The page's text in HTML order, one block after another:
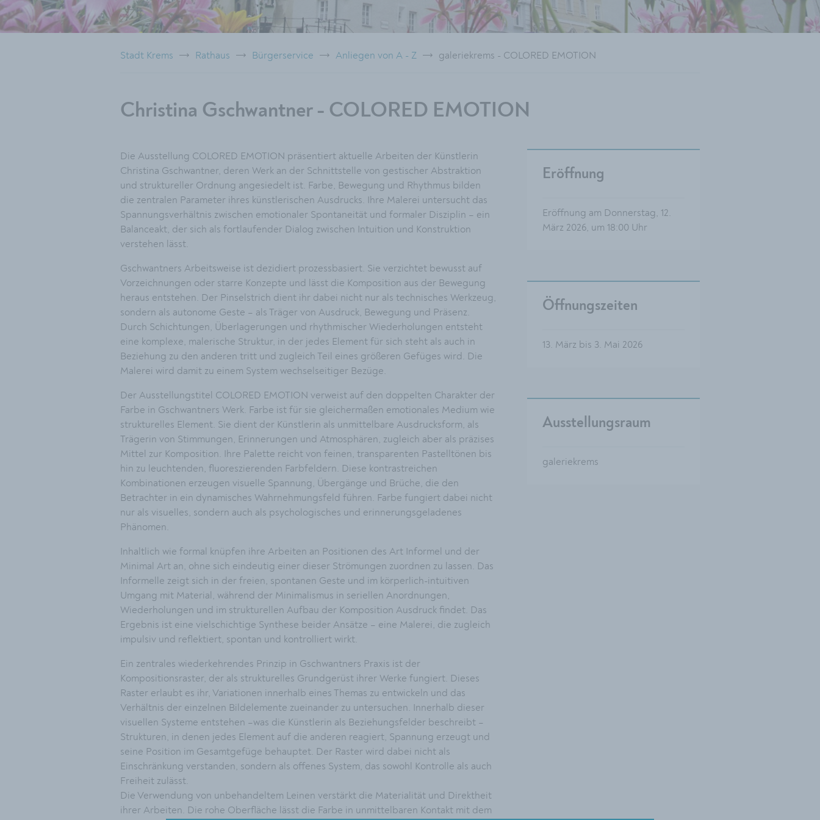
Stadt Krems Rathaus Bürgerservice Anliegen von A - Z galeriekrems - COLORED EMOTION
Christina Gschwantner - COLORED EMOTION
Die Ausstellung COLORED EMOTION präsentiert aktuelle Arbeiten der Künstlerin
Christina Gschwantner, deren Werk an der Schnittstelle von gestischer Abstraktion
und struktureller Ordnung angesiedelt ist. Farbe, Bewegung und Rhythmus bilden
die zentralen Parameter ihres künstlerischen Ausdrucks. Ihre Malerei untersucht das
Spannungsverhältnis zwischen emotionaler Spontaneität und formaler Disziplin – ein
Balanceakt, der sich als fortlaufender Dialog zwischen Intuition und Konstruktion
verstehen lässt.
Gschwantners Arbeitsweise ist dezidiert prozessbasiert. Sie verzichtet bewusst auf
Vorzeichnungen oder starre Konzepte und lässt die Komposition aus der Bewegung
heraus entstehen. Der Pinselstrich dient ihr dabei nicht nur als technisches Werkzeug,
sondern als autonome Geste – als Träger von Ausdruck, Bewegung und Präsenz.
Durch Schichtungen, Überlagerungen und rhythmischer Wiederholungen entsteht
eine komplexe, malerische Struktur, in der jedes Element für sich steht als auch in
Beziehung zu den anderen tritt und zugleich Teil eines größeren Gefüges wird. Die
Malerei wird damit zu einem System wechselseitiger Bezüge.
Der Ausstellungstitel COLORED EMOTION verweist auf den doppelten Charakter der
Farbe in Gschwantners Werk. Farbe ist für sie gleichermaßen emotionales Medium wie
strukturelles Element. Sie dient der Künstlerin als unmittelbare Ausdrucksform, als
Trägerin von Stimmungen, Erinnerungen und Atmosphären, zugleich aber als präzises
Mittel zur Komposition. Ihre Palette reicht von feinen, transparenten Pastelltönen bis
hin zu leuchtenden, fluoreszierenden Farbfeldern. Diese kontrastreichen
Kombinationen erzeugen visuelle Spannung, Übergänge und Brüche, die den
Betrachter in ein dynamisches Wahrnehmungsfeld führen. Farbe fungiert dabei nicht
nur als visuelles, sondern auch als psychologisches und erinnerungsgeladenes
Phänomen.
Inhaltlich wie formal knüpfen ihre Arbeiten an Positionen des Art Informel und der
Minimal Art an, ohne sich eindeutig einer dieser Strömungen zuordnen zu lassen. Das
Informelle zeigt sich in der freien, spontanen Geste und im körperlich-intuitiven
Umgang mit Material, während der Minimalismus in seriellen Anordnungen,
Wiederholungen und im strukturellen Aufbau der Komposition Ausdruck findet. Das
Ergebnis ist eine vielschichtige Synthese beider Ansätze – eine Malerei, die zugleich
impulsiv und reflektiert, spontan und kontrolliert wirkt.
Ein zentrales wiederkehrendes Prinzip in Gschwantners Praxis ist der
Kompositionsraster, der als strukturelles Grundgerüst ihrer Werke fungiert. Dieses
Raster erlaubt es ihr, Variationen innerhalb eines Themas zu entwickeln und das
Verhältnis der einzelnen Bildelemente zueinander zu untersuchen. Innerhalb dieser
visuellen Systeme entstehen –was die Künstlerin als Beziehungsfelder beschreibt –
Strukturen, in denen jedes Element auf die anderen reagiert, Spannung erzeugt und
seine Position im Gesamtgefüge behauptet. Der Raster wird dabei nicht als
Einschränkung verstanden, sondern als offenes System, das sowohl Kontrolle als auch
Freiheit zulässt.
Die Verwendung von unbehandeltem Leinen verstärkt die Materialität und Direktheit
ihrer Arbeiten. Die rohe Oberfläche lässt die Farbe in unmittelbaren Kontakt mit dem
Eröffnung
Eröffnung am Donnerstag, 12.
März 2026, um 18:00 Uhr
Öffnungszeiten
13. März bis 3. Mai 2026
Ausstellungsraum
galeriekrems